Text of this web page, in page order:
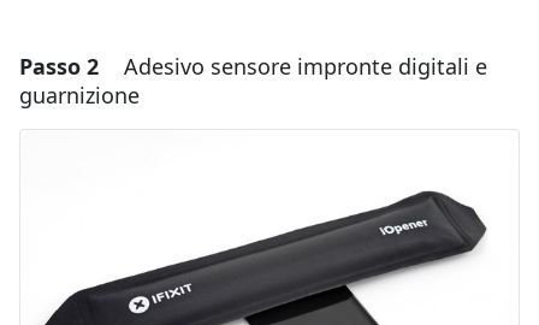
Aggiungi un commento
Aggiungi Commento
Annulla Pubblica commento
Passo 2
Adesivo sensore impronte digitali e
guarnizione